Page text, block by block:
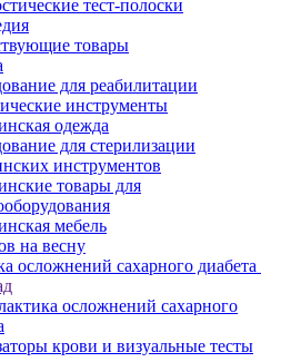
тест-полоски
товары
для реабилитации
инструменты
одежда
для стерилизации
инструментов
товары для
мебель
на весну
осложнений сахарного диабета
осложнений сахарного
крови и визуальные тесты